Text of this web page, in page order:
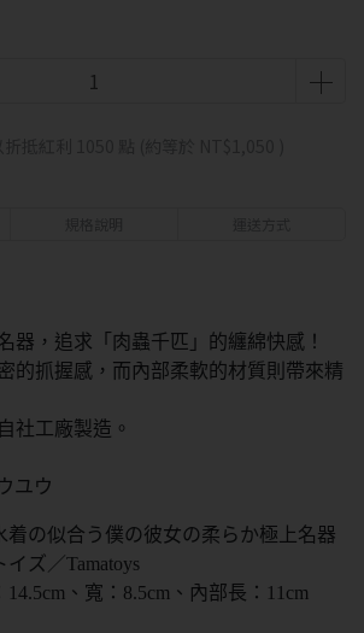
器，追求「肉蟲千匹」的纏綿快感！
的抓握感，而內部柔軟的材質則帶來精
社工廠製造。
ユウ
着の似合う僕の彼女の柔らか極上名器
ズ／Tamatoys
、寬：8.5cm、內部長：11cm